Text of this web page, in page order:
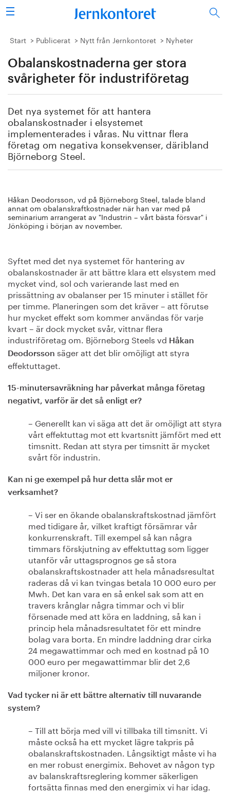
Sök
Stålindustrin
Vision 2050
Energi/miljö
Vi tycker
Publicerat
Om oss
Start Publicerat Nytt från Jernkontoret Nyheter
Obalanskostnaderna ger stora
svårigheter för industriföretag
Det nya systemet för att hantera
obalanskostnader i elsystemet
implementerades i våras. Nu vittnar flera
företag om negativa konsekvenser, däribland
Björneborg Steel.
Håkan Deodorsson, vd på Björneborg Steel, talade bland
annat om obalanskraftkostnader när han var med på
seminarium arrangerat av "Industrin – vårt bästa försvar" i
Jönköping i början av november.
Syftet med det nya systemet för hantering av
obalanskostnader är att bättre klara ett elsystem med
mycket vind, sol och varierande last med en
prissättning av obalanser per 15 minuter i stället för
per timme. Planeringen som det kräver – att förutse
hur mycket effekt som kommer användas för varje
kvart – är dock mycket svår, vittnar flera
industriföretag om. Björneborg Steels vd Håkan
Deodorsson säger att det blir omöjligt att styra
effektuttaget.
15-minutersavräkning har påverkat många företag
negativt, varför är det så enligt er?
– Generellt kan vi säga att det är omöjligt att styra
vårt effektuttag mot ett kvartsnitt jämfört med ett
timsnitt. Redan att styra per timsnitt är mycket
svårt för industrin.
Kan ni ge exempel på hur detta slår mot er
verksamhet?
– Vi ser en ökande obalanskraftskostnad jämfört
med tidigare år, vilket kraftigt försämrar vår
konkurrenskraft. Till exempel så kan några
timmars förskjutning av effektuttag som ligger
utanför vår uttagsprognos ge så stora
obalanskraftskostnader att hela månadsresultat
raderas då vi kan tvingas betala 10 000 euro per
Mwh. Det kan vara en så enkel sak som att en
travers krånglar några timmar och vi blir
försenade med att köra en laddning, så kan i
princip hela månadsresultatet för ett mindre
bolag vara borta. En mindre laddning drar cirka
24 megawattimmar och med en kostnad på 10
000 euro per megawattimmar blir det 2,6
miljoner kronor.
Vad tycker ni är ett bättre alternativ till nuvarande
system?
– Till att börja med vill vi tillbaka till timsnitt. Vi
måste också ha ett mycket lägre takpris på
obalanskraftskostnaden. Långsiktigt måste vi ha
en mer robust energimix. Behovet av någon typ
av balanskraftsreglering kommer säkerligen
fortsätta finnas med den energimix vi har idag.